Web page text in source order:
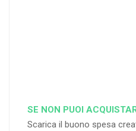
SE NON PUOI
Scarica il buono spesa